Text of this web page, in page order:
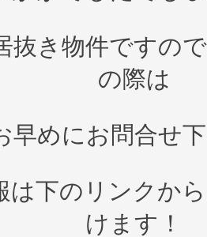
抜き物件ですの
の際は
早めにお問合せ
は下のリンクか
けます！